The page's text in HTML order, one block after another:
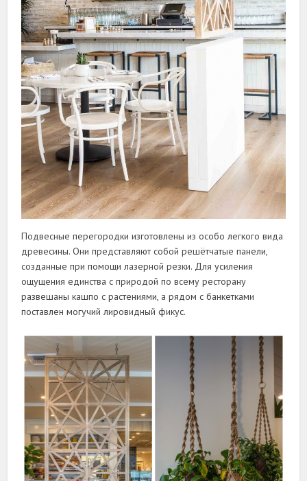
Подвесные перегородки изготовлены из особо легкого вида
древесины. Они представляют собой решётчатые панели,
созданные при помощи лазерной резки. Для усиления
ощущения единства с природой по всему ресторану
развешаны кашпо с растениями, а рядом с банкетками
поставлен могучий лировидный фикус.